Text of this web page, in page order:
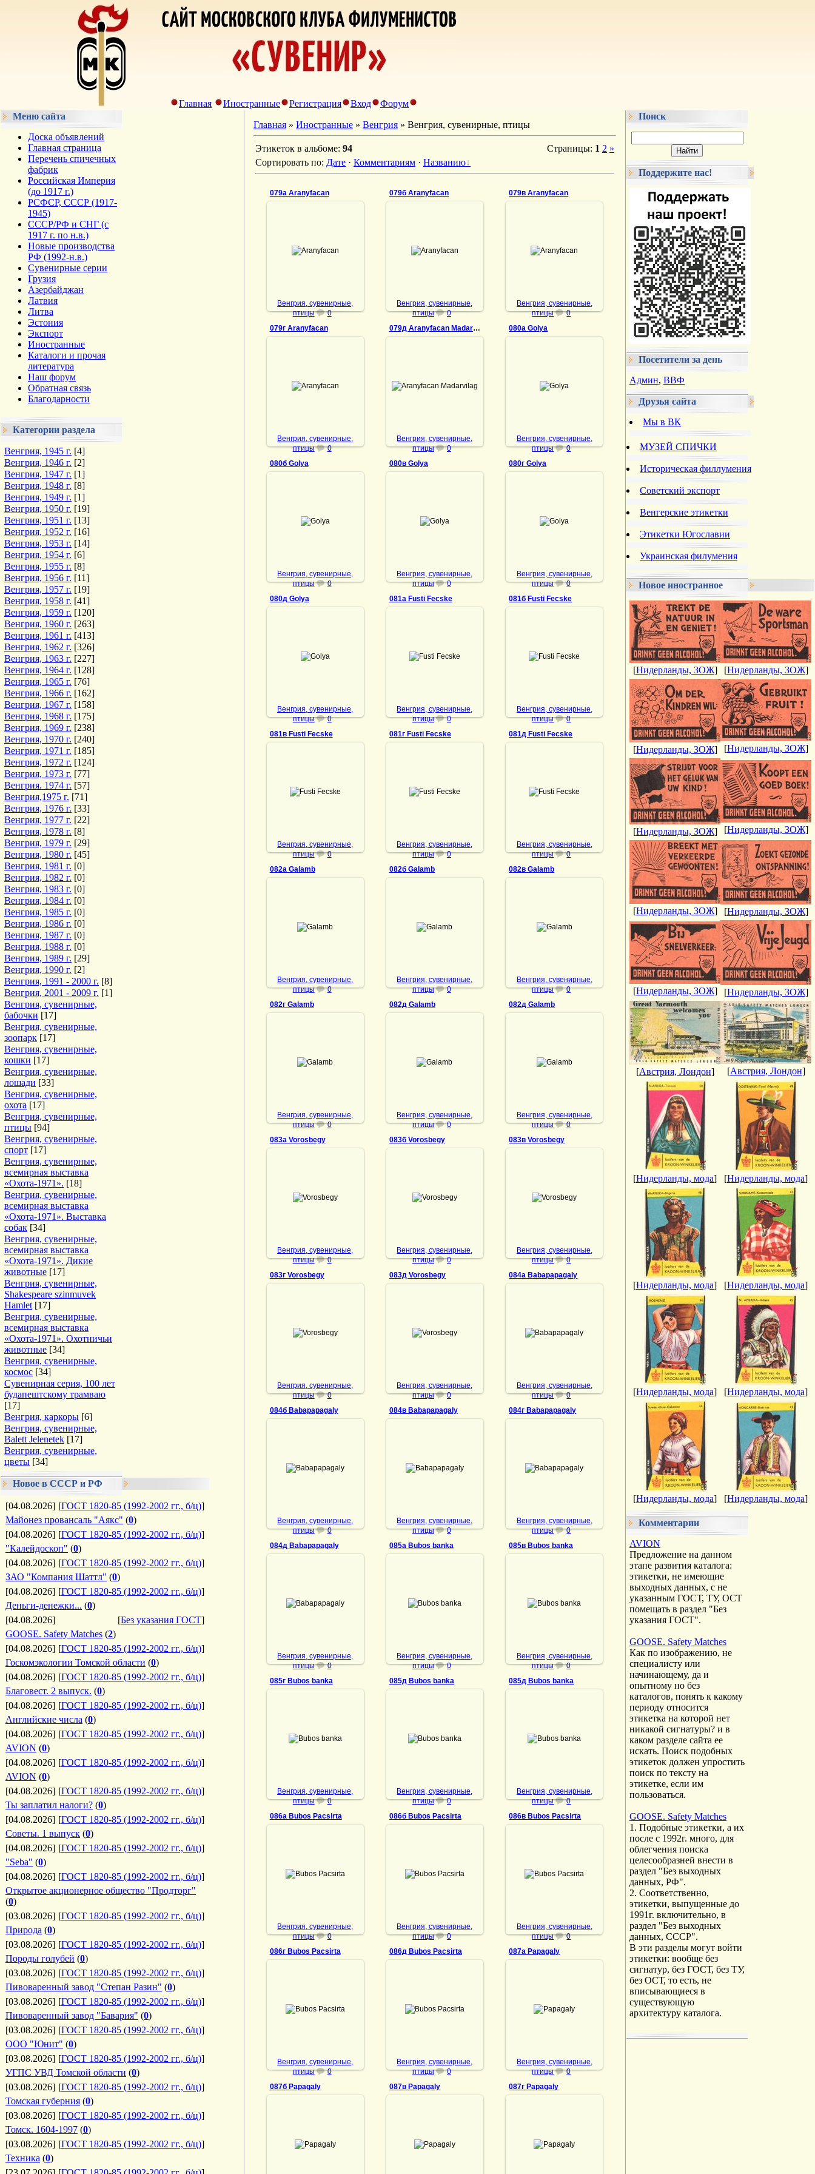
Главная Иностранные Регистрация Вход
Форум
Меню сайта
Доска объявлений
Главная страница
Перечень спичечных
фабрик
Российская Империя
(до 1917 г.)
РСФСР, СССР (1917-
1945)
СССР/РФ и СНГ (с
1917 г. по н.в.)
Новые производства
РФ (1992-н.в.)
Сувенирные серии
Грузия
Азербайджан
Латвия
Литва
Эстония
Экспорт
Иностранные
Каталоги и прочая
литература
Наш форум
Обратная связь
Благодарности
Категории раздела
Венгрия, 1945 г. [4]
Венгрия, 1946 г. [2]
Венгрия, 1947 г. [1]
Венгрия, 1948 г. [8]
Венгрия, 1949 г. [1]
Венгрия, 1950 г. [19]
Венгрия, 1951 г. [13]
Венгрия, 1952 г. [16]
Венгрия, 1953 г. [14]
Венгрия, 1954 г. [6]
Венгрия, 1955 г. [8]
Венгрия, 1956 г. [11]
Венгрия, 1957 г. [19]
Венгрия, 1958 г. [41]
Венгрия, 1959 г. [120]
Венгрия, 1960 г. [263]
Венгрия, 1961 г. [413]
Венгрия, 1962 г. [326]
Венгрия, 1963 г. [227]
Венгрия, 1964 г. [128]
Венгрия, 1965 г. [76]
Венгрия, 1966 г. [162]
Венгрия, 1967 г. [158]
Венгрия, 1968 г. [175]
Венгрия, 1969 г. [238]
Венгрия, 1970 г. [240]
Венгрия, 1971 г. [185]
Венгрия, 1972 г. [124]
Венгрия, 1973 г. [77]
Венгрия. 1974 г. [57]
Венгрия,1975 г. [71]
Венгрия, 1976 г. [33]
Венгрия, 1977 г. [22]
Венгрия, 1978 г. [8]
Венгрия, 1979 г. [29]
Венгрия, 1980 г. [45]
Венгрия, 1981 г. [0]
Венгрия, 1982 г. [0]
Венгрия, 1983 г. [0]
Венгрия, 1984 г. [0]
Венгрия, 1985 г. [0]
Венгрия, 1986 г. [0]
Венгрия, 1987 г. [0]
Венгрия, 1988 г. [0]
Венгрия, 1989 г. [29]
Венгрия, 1990 г. [2]
Венгрия, 1991 - 2000 г. [8]
Венгрия, 2001 - 2009 г. [1]
Венгрия, сувенирные,
бабочки [17]
Венгрия, сувенирные,
зоопарк [17]
Венгрия, сувенирные,
кошки [17]
Венгрия, сувенирные,
лошади [33]
Венгрия, сувенирные,
охота [17]
Венгрия, сувенирные,
птицы [94]
Венгрия, сувенирные,
спорт [17]
Венгрия, сувенирные,
всемирная выставка
«Охота-1971». [18]
Венгрия, сувенирные,
всемирная выставка
«Охота-1971». Выставка
собак [34]
Венгрия, сувенирные,
всемирная выставка
«Охота-1971». Дикие
животные [17]
Венгрия, сувенирные,
Shakespeare szinmuvek
Hamlet [17]
Венгрия, сувенирные,
всемирная выставка
«Охота-1971». Охотничьи
животные [34]
Венгрия, сувенирные,
космос [34]
Сувенирная серия, 100 лет
будапештскому трамваю
[17]
Венгрия, каркоры [6]
Венгрия, сувенирные,
Balett Jelenetek [17]
Венгрия, сувенирные,
цветы [34]
Новое в СССР и РФ
[04.08.2026] [ГОСТ 1820-85 (1992-2002 гг., б/ц)]
Майонез провансаль "Аякс" (0)
[04.08.2026] [ГОСТ 1820-85 (1992-2002 гг., б/ц)]
"Калейдоскоп" (0)
[04.08.2026] [ГОСТ 1820-85 (1992-2002 гг., б/ц)]
ЗАО "Компания Шаттл" (0)
[04.08.2026] [ГОСТ 1820-85 (1992-2002 гг., б/ц)]
Деньги-денежки... (0)
[04.08.2026]
[Без указания ГОСТ]
GOOSE. Safety Matches (2)
[04.08.2026] [ГОСТ 1820-85 (1992-2002 гг., б/ц)]
Госкомэкологии Томской области (0)
[04.08.2026] [ГОСТ 1820-85 (1992-2002 гг., б/ц)]
Благовест. 2 выпуск. (0)
[04.08.2026] [ГОСТ 1820-85 (1992-2002 гг., б/ц)]
Английские числа (0)
[04.08.2026] [ГОСТ 1820-85 (1992-2002 гг., б/ц)]
AVION (0)
[04.08.2026] [ГОСТ 1820-85 (1992-2002 гг., б/ц)]
AVION (0)
[04.08.2026] [ГОСТ 1820-85 (1992-2002 гг., б/ц)]
Ты заплатил налоги? (0)
[04.08.2026] [ГОСТ 1820-85 (1992-2002 гг., б/ц)]
Советы. 1 выпуск (0)
[04.08.2026] [ГОСТ 1820-85 (1992-2002 гг., б/ц)]
"Seba" (0)
[04.08.2026] [ГОСТ 1820-85 (1992-2002 гг., б/ц)]
Открытое акционерное общество "Продторг"
(0)
[03.08.2026] [ГОСТ 1820-85 (1992-2002 гг., б/ц)]
Природа (0)
[03.08.2026] [ГОСТ 1820-85 (1992-2002 гг., б/ц)]
Породы голубей (0)
[03.08.2026] [ГОСТ 1820-85 (1992-2002 гг., б/ц)]
Пивоваренный завод "Степан Разин" (0)
[03.08.2026] [ГОСТ 1820-85 (1992-2002 гг., б/ц)]
Пивоваренный завод "Бавария" (0)
[03.08.2026] [ГОСТ 1820-85 (1992-2002 гг., б/ц)]
ООО "Юнит" (0)
[03.08.2026] [ГОСТ 1820-85 (1992-2002 гг., б/ц)]
УГПС УВД Томской области (0)
[03.08.2026] [ГОСТ 1820-85 (1992-2002 гг., б/ц)]
Томская губерния (0)
[03.08.2026] [ГОСТ 1820-85 (1992-2002 гг., б/ц)]
Томск. 1604-1997 (0)
[03.08.2026] [ГОСТ 1820-85 (1992-2002 гг., б/ц)]
Техника (0)
Главная » Иностранные » Венгрия » Венгрия, сувенирные, птицы
Этикеток в альбоме: 94 Страницы: 1 2 »
Сортировать по: Дате · Комментариям · Названию
079а Aranyfacan
Aranyfacan
Венгрия, сувенирные,
птицы
0
079б Aranyfacan
Aranyfacan
Венгрия, сувенирные,
птицы
0
079в Aranyfacan
Aranyfacan
Венгрия, сувенирные,
птицы
0
079г Aranyfacan
Aranyfacan
Венгрия, сувенирные,
птицы
0
079д Aranyfacan Madarvilag
Aranyfacan Madarvilag
Венгрия, сувенирные,
птицы
0
080а Golya
Golya
Венгрия, сувенирные,
птицы
0
080б Golya
Golya
Венгрия, сувенирные,
птицы
0
080в Golya
Golya
Венгрия, сувенирные,
птицы
0
080г Golya
Golya
Венгрия, сувенирные,
птицы
0
080д Golya
Golya
Венгрия, сувенирные,
птицы
0
081а Fusti Fecske
Fusti Fecske
Венгрия, сувенирные,
птицы
0
081б Fusti Fecske
Fusti Fecske
Венгрия, сувенирные,
птицы
0
081в Fusti Fecske
Fusti Fecske
Венгрия, сувенирные,
птицы
0
081г Fusti Fecske
Fusti Fecske
Венгрия, сувенирные,
птицы
0
081д Fusti Fecske
Fusti Fecske
Венгрия, сувенирные,
птицы
0
082а Galamb
Galamb
Венгрия, сувенирные,
птицы
0
082б Galamb
Galamb
Венгрия, сувенирные,
птицы
0
082в Galamb
Galamb
Венгрия, сувенирные,
птицы
0
082г Galamb
Galamb
Венгрия, сувенирные,
птицы
0
082д Galamb
Galamb
Венгрия, сувенирные,
птицы
0
082д Galamb
Galamb
Венгрия, сувенирные,
птицы
0
083а Vorosbegy
Vorosbegy
Венгрия, сувенирные,
птицы
0
083б Vorosbegy
Vorosbegy
Венгрия, сувенирные,
птицы
0
083в Vorosbegy
Vorosbegy
Венгрия, сувенирные,
птицы
0
083г Vorosbegy
Vorosbegy
Венгрия, сувенирные,
птицы
0
083д Vorosbegy
Vorosbegy
Венгрия, сувенирные,
птицы
0
084а Babapapagaly
Babapapagaly
Венгрия, сувенирные,
птицы
0
084б Babapapagaly
Babapapagaly
Венгрия, сувенирные,
птицы
0
084в Babapapagaly
Babapapagaly
Венгрия, сувенирные,
птицы
0
084г Babapapagaly
Babapapagaly
Венгрия, сувенирные,
птицы
0
084д Babapapagaly
Babapapagaly
Венгрия, сувенирные,
птицы
0
085а Bubos banka
Bubos banka
Венгрия, сувенирные,
птицы
0
085в Bubos banka
Bubos banka
Венгрия, сувенирные,
птицы
0
085г Bubos banka
Bubos banka
Венгрия, сувенирные,
птицы
0
085д Bubos banka
Bubos banka
Венгрия, сувенирные,
птицы
0
085д Bubos banka
Bubos banka
Венгрия, сувенирные,
птицы
0
086а Bubos Pacsirta
Bubos Pacsirta
Венгрия, сувенирные,
птицы
0
086б Bubos Pacsirta
Bubos Pacsirta
Венгрия, сувенирные,
птицы
0
086в Bubos Pacsirta
Bubos Pacsirta
Венгрия, сувенирные,
птицы
0
086г Bubos Pacsirta
Bubos Pacsirta
Венгрия, сувенирные,
птицы
0
086д Bubos Pacsirta
Bubos Pacsirta
Венгрия, сувенирные,
птицы
0
087а Papagaly
Papagaly
Венгрия, сувенирные,
птицы
0
087б Papagaly
Papagaly
087в Papagaly
Papagaly
087г Papagaly
Papagaly
Поиск
Поддержите нас!
Посетители за день
Админ, ВВФ
Друзья сайта
Мы в ВК
МУЗЕЙ СПИЧКИ
Историческая филлумения
Советский экспорт
Венгерские этикетки
Этикетки Югославии
Украинская филумения
Новое иностранное
[Нидерланды, ЗОЖ] [Нидерланды, ЗОЖ]
[Нидерланды, ЗОЖ] [Нидерланды, ЗОЖ]
[Нидерланды, ЗОЖ] [Нидерланды, ЗОЖ]
[Нидерланды, ЗОЖ] [Нидерланды, ЗОЖ]
[Нидерланды, ЗОЖ] [Нидерланды, ЗОЖ]
[Австрия, Лондон] [Австрия, Лондон]
[Нидерланды, мода] [Нидерланды, мода]
[Нидерланды, мода] [Нидерланды, мода]
[Нидерланды, мода] [Нидерланды, мода]
[Нидерланды, мода] [Нидерланды, мода]
Комментарии
AVION
Предложение на данном
этапе развития каталога:
этикетки, не имеющие
выходных данных, с не
указанным ГОСТ, ТУ, ОСТ
помещать в раздел "Без
указания ГОСТ".
GOOSE. Safety Matches
Как по изображению, не
специалисту или
начинающему, да и
опытному но без
каталогов, понять к какому
периоду относится
этикетка на которой нет
никакой сигнатуры? и в
каком разделе сайта ее
искать. Поиск подобных
этикеток должен упростить
поиск по тексту на
этикетке, если им
пользоваться.
GOOSE. Safety Matches
1. Подобные этикетки, а их
после с 1992г. много, для
облегчения поиска
целесообразней внести в
раздел "Без выходных
данных, РФ".
2. Соответственно,
этикетки, выпущенные до
1991г. включительно, в
раздел "Без выходных
данных, СССР".
В эти разделы могут войти
этикетки: вообще без
сигнатур, без ГОСТ, без ТУ,
без ОСТ, то есть, не
вписывающиеся в
существующую
архитектуру каталога.